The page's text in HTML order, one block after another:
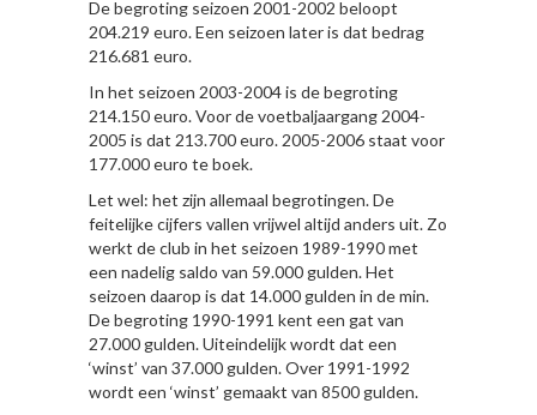
De begroting seizoen 2001-2002 beloopt
204.219 euro. Een seizoen later is dat bedrag
216.681 euro.
In het seizoen 2003-2004 is de begroting
214.150 euro. Voor de voetbaljaargang 2004-
2005 is dat 213.700 euro. 2005-2006 staat voor
177.000 euro te boek.
Let wel: het zijn allemaal begrotingen. De
feitelijke cijfers vallen vrijwel altijd anders uit. Zo
werkt de club in het seizoen 1989-1990 met
een nadelig saldo van 59.000 gulden. Het
seizoen daarop is dat 14.000 gulden in de min.
De begroting 1990-1991 kent een gat van
27.000 gulden. Uiteindelijk wordt dat een
‘winst’ van 37.000 gulden. Over 1991-1992
wordt een ‘winst’ gemaakt van 8500 gulden.